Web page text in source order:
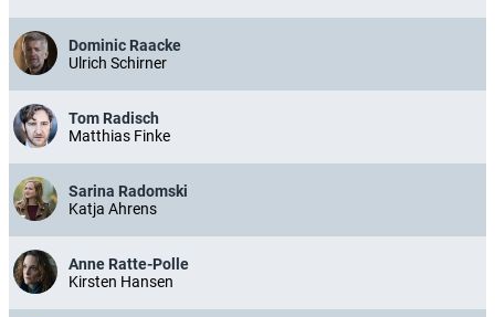
Dominic Raacke
Ulrich Schirner
Tom Radisch
Matthias Finke
Sarina Radomski
Katja Ahrens
Anne Ratte-Polle
Kirsten Hansen